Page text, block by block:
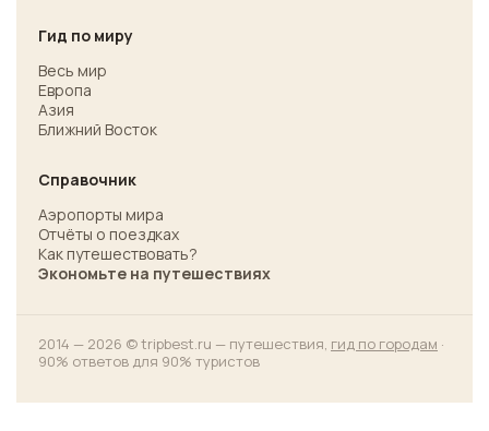
Гид по миру
Весь мир
Европа
Азия
Ближний Восток
Справочник
Аэропорты мира
Отчёты о поездках
Как путешествовать?
Экономьте на путешествиях
2014 — 2026 © tripbest.ru — путешествия, гид по городам ·
90% ответов для 90% туристов